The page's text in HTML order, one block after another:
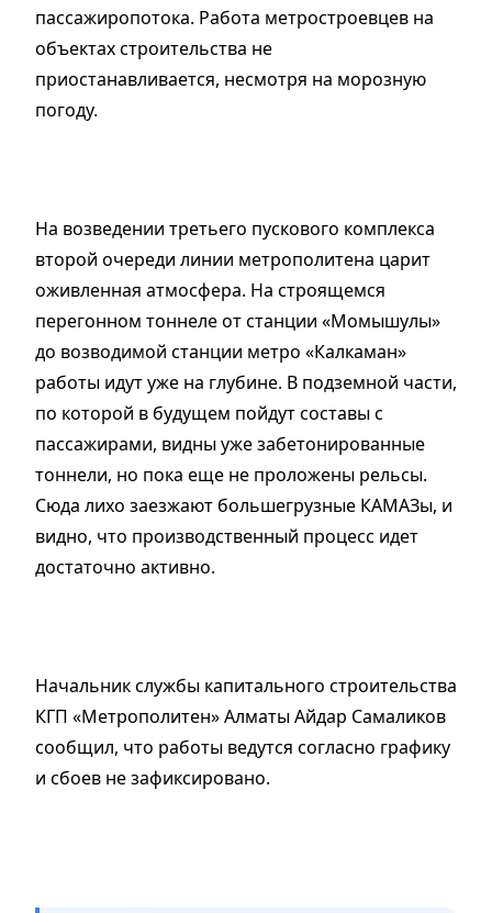
пассажиропотока. Работа метростроевцев на
объектах строительства не
приостанавливается, несмотря на морозную
погоду.
На возведении третьего пускового комплекса
второй очереди линии метрополитена царит
оживленная атмосфера. На строящемся
перегонном тоннеле от станции «Момышулы»
до возводимой станции метро «Калкаман»
работы идут уже на глубине. В подземной части,
по которой в будущем пойдут составы с
пассажирами, видны уже забетонированные
тоннели, но пока еще не проложены рельсы.
Сюда лихо заезжают большегрузные КАМАЗы, и
видно, что производственный процесс идет
достаточно активно.
Начальник службы капитального строительства
КГП «Метрополитен» Алматы Айдар Самаликов
сообщил, что работы ведутся согласно графику
и сбоев не зафиксировано.